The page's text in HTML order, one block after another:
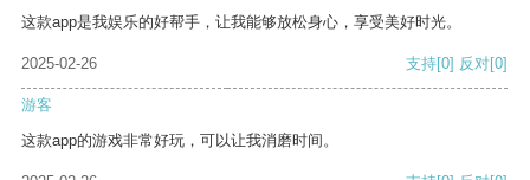
这款app是我娱乐的好帮手，让我能够放松身心，享受美好时光。
2025-02-26 支持[0] 反对[0]
游客
这款app的游戏非常好玩，可以让我消磨时间。